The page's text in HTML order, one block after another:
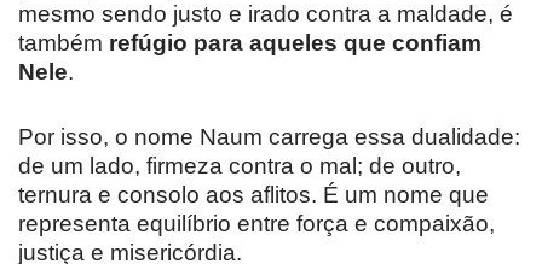
mesmo sendo justo e irado contra a maldade, é
também refúgio para aqueles que confiam
Nele.
Por isso, o nome Naum carrega essa dualidade:
de um lado, firmeza contra o mal; de outro,
ternura e consolo aos aflitos. É um nome que
representa equilíbrio entre força e compaixão,
justiça e misericórdia.